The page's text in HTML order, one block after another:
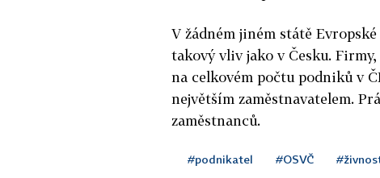
V žádném jiném státě
takový vliv jako v Česku.
na celkovém počtu podniků v
největším zaměstnavatelem.
zaměstnanců.
#podnikatel #OSVČ